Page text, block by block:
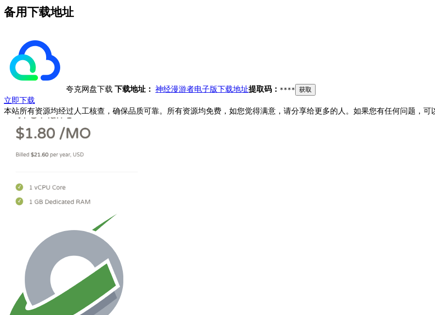
备用下载地址
夸克网盘下载 下载地址： 神经漫游者电子版下载地址提取码： **** 获取
立即下载
本站所有资源均经过人工核查，确保品质可靠。所有资源均免费，如您觉得满意，请分享给更多的人。如果您有任何问题，可